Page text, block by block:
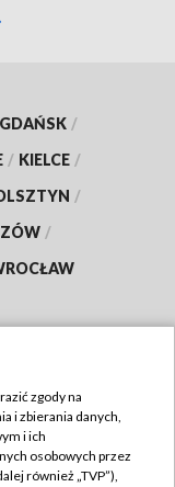
GDAŃSK /
/ KIELCE /
/
/
zgody na
i zbierania danych,
i ich
osobowych przez
również „TVP”),